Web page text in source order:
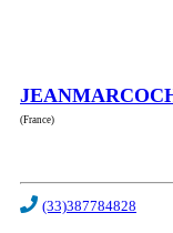
(France)
(33)387784828